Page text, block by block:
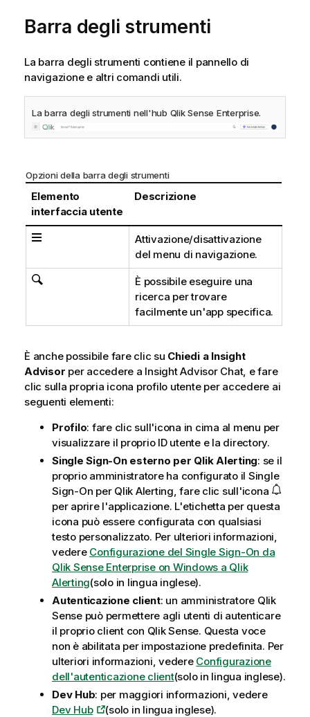
Barra degli strumenti
La barra degli strumenti contiene il pannello di
navigazione e altri comandi utili.
La barra degli strumenti nell'hub Qlik Sense Enterprise.
Opzioni della barra degli strumenti
Elemento
interfaccia utente
Descrizione
Attivazione/disattivazione
del menu di navigazione.
È possibile eseguire una
ricerca per trovare
facilmente un'app specifica.
È anche possibile fare clic su Chiedi a Insight
Advisor per accedere a Insight Advisor Chat, e fare
clic sulla propria icona profilo utente per accedere ai
seguenti elementi:
Profilo: fare clic sull'icona in cima al menu per
visualizzare il proprio ID utente e la directory.
Single Sign-On esterno per Qlik Alerting: se il
proprio amministratore ha configurato il Single
Sign-On per Qlik Alerting, fare clic sull'icona
per aprire l'applicazione. L'etichetta per questa
icona può essere configurata con qualsiasi
testo personalizzato. Per ulteriori informazioni,
vedere Configurazione del Single Sign-On da
Qlik Sense Enterprise on Windows a Qlik
Alerting(solo in lingua inglese).
Autenticazione client: un amministratore Qlik
Sensepuò permettere agli utenti di autenticare
il proprio client con Qlik Sense. Questa voce
non è abilitata per impostazione predefinita. Per
ulteriori informazioni, vedere Configurazione
dell'autenticazione client(solo in lingua inglese).
Dev Hub: per maggiori informazioni, vedere
Dev Hub
(solo in lingua inglese).